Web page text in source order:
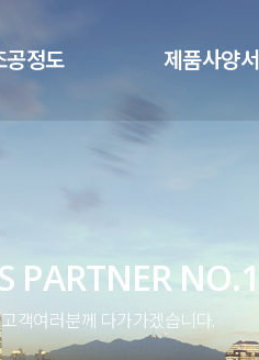
공정도 제품사양서
PARTNER NO.1
객여러분께 다가가겠습니다.